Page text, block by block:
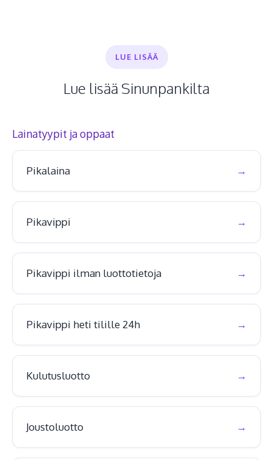
LUE LISÄÄ
Lue lisää Sinunpankilta
Lainatyypit ja oppaat
Pikalaina
Pikavippi
Pikavippi ilman luottotietoja
Pikavippi heti tilille 24h
Kulutusluotto
Joustoluotto